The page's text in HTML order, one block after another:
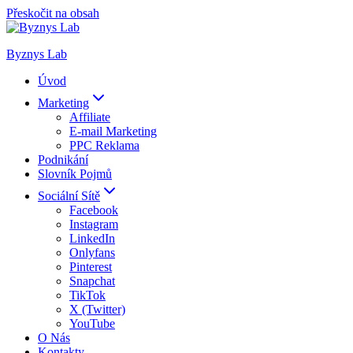
Přeskočit na obsah
Byznys Lab
Úvod
Marketing
Affiliate
E-mail Marketing
PPC Reklama
Podnikání
Slovník Pojmů
Sociální Sítě
Facebook
Instagram
LinkedIn
Onlyfans
Pinterest
Snapchat
TikTok
X (Twitter)
YouTube
O Nás